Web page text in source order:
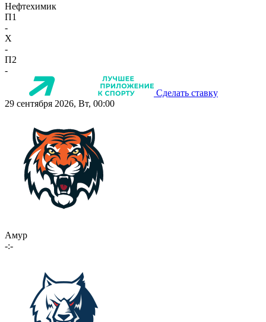
Нефтехимик
П1
-
X
-
П2
-
Сделать ставку
29 сентября 2026, Вт, 00:00
Амур
-:-